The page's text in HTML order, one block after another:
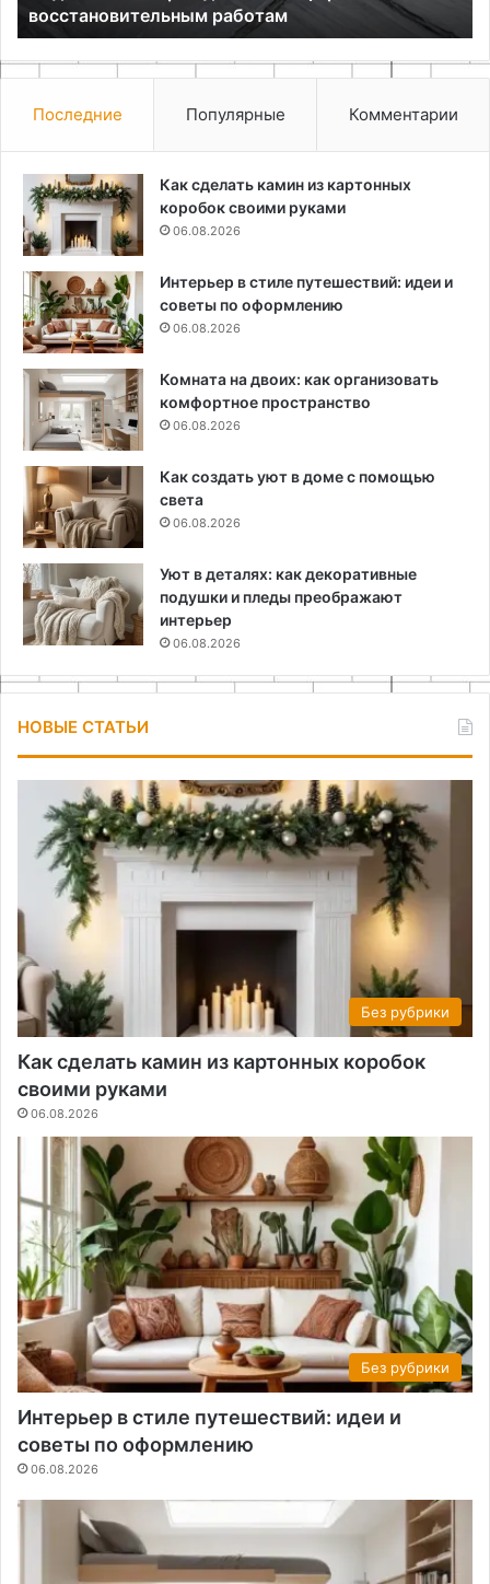
восстановительным работам
Последние Популярные Комментарии
Как сделать камин из картонных
коробок своими руками
06.08.2026
Интерьер в стиле путешествий: идеи и
советы по оформлению
06.08.2026
Комната на двоих: как организовать
комфортное пространство
06.08.2026
Как создать уют в доме с помощью
света
06.08.2026
Уют в деталях: как декоративные
подушки и пледы преображают
интерьер
06.08.2026
НОВЫЕ СТАТЬИ
Без рубрики
Как сделать камин из картонных коробок
своими руками
06.08.2026
Без рубрики
Интерьер в стиле путешествий: идеи и
советы по оформлению
06.08.2026